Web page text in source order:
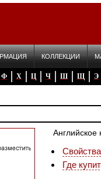
КОЛЛЕКЦИИ
Ф Х Ц Ч Ш Щ Э
Английское
Свойства
Где